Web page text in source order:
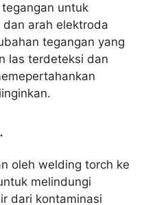
untuk
arah elektroda
tegangan yang
las terdeteksi dan
oleh welding torch ke
melindungi
dari kontaminasi